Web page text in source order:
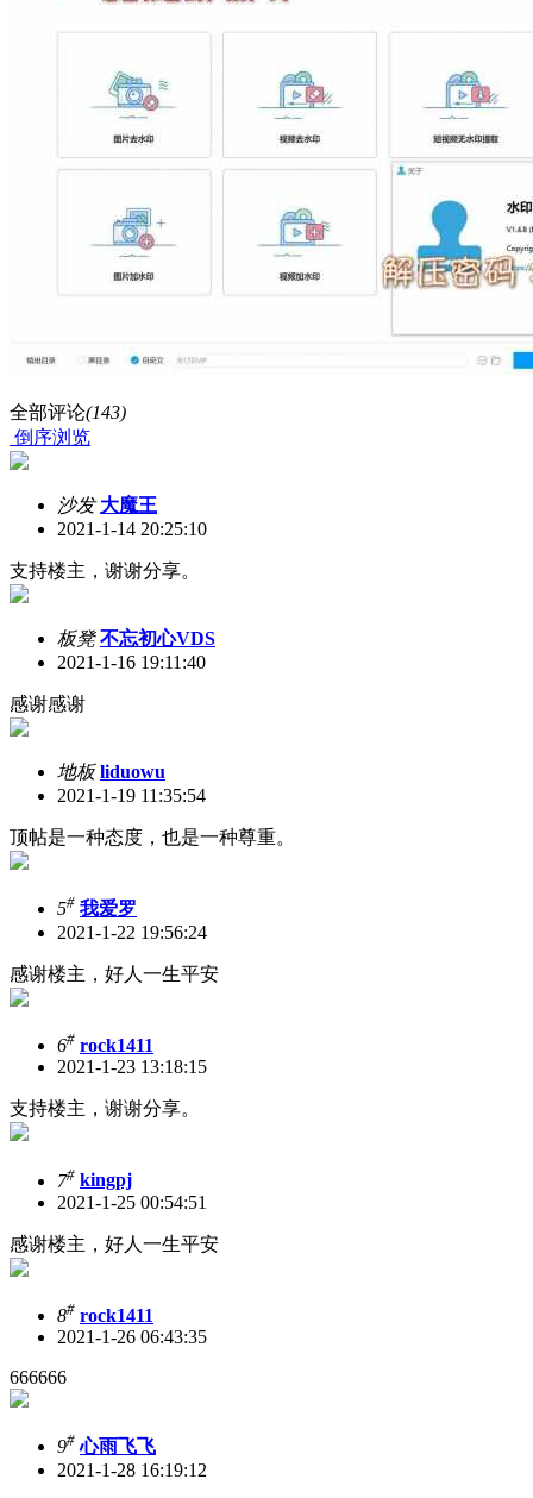
全部评论(143)
倒序浏览
沙发 大魔王
2021-1-14 20:25:10
支持楼主，谢谢分享。
板凳 不忘初心VDS
2021-1-16 19:11:40
感谢感谢
地板 liduowu
2021-1-19 11:35:54
顶帖是一种态度，也是一种尊重。
5# 我爱罗
2021-1-22 19:56:24
感谢楼主，好人一生平安
6# rock1411
2021-1-23 13:18:15
支持楼主，谢谢分享。
7# kingpj
2021-1-25 00:54:51
感谢楼主，好人一生平安
8# rock1411
2021-1-26 06:43:35
666666
9# 心雨飞飞
2021-1-28 16:19:12